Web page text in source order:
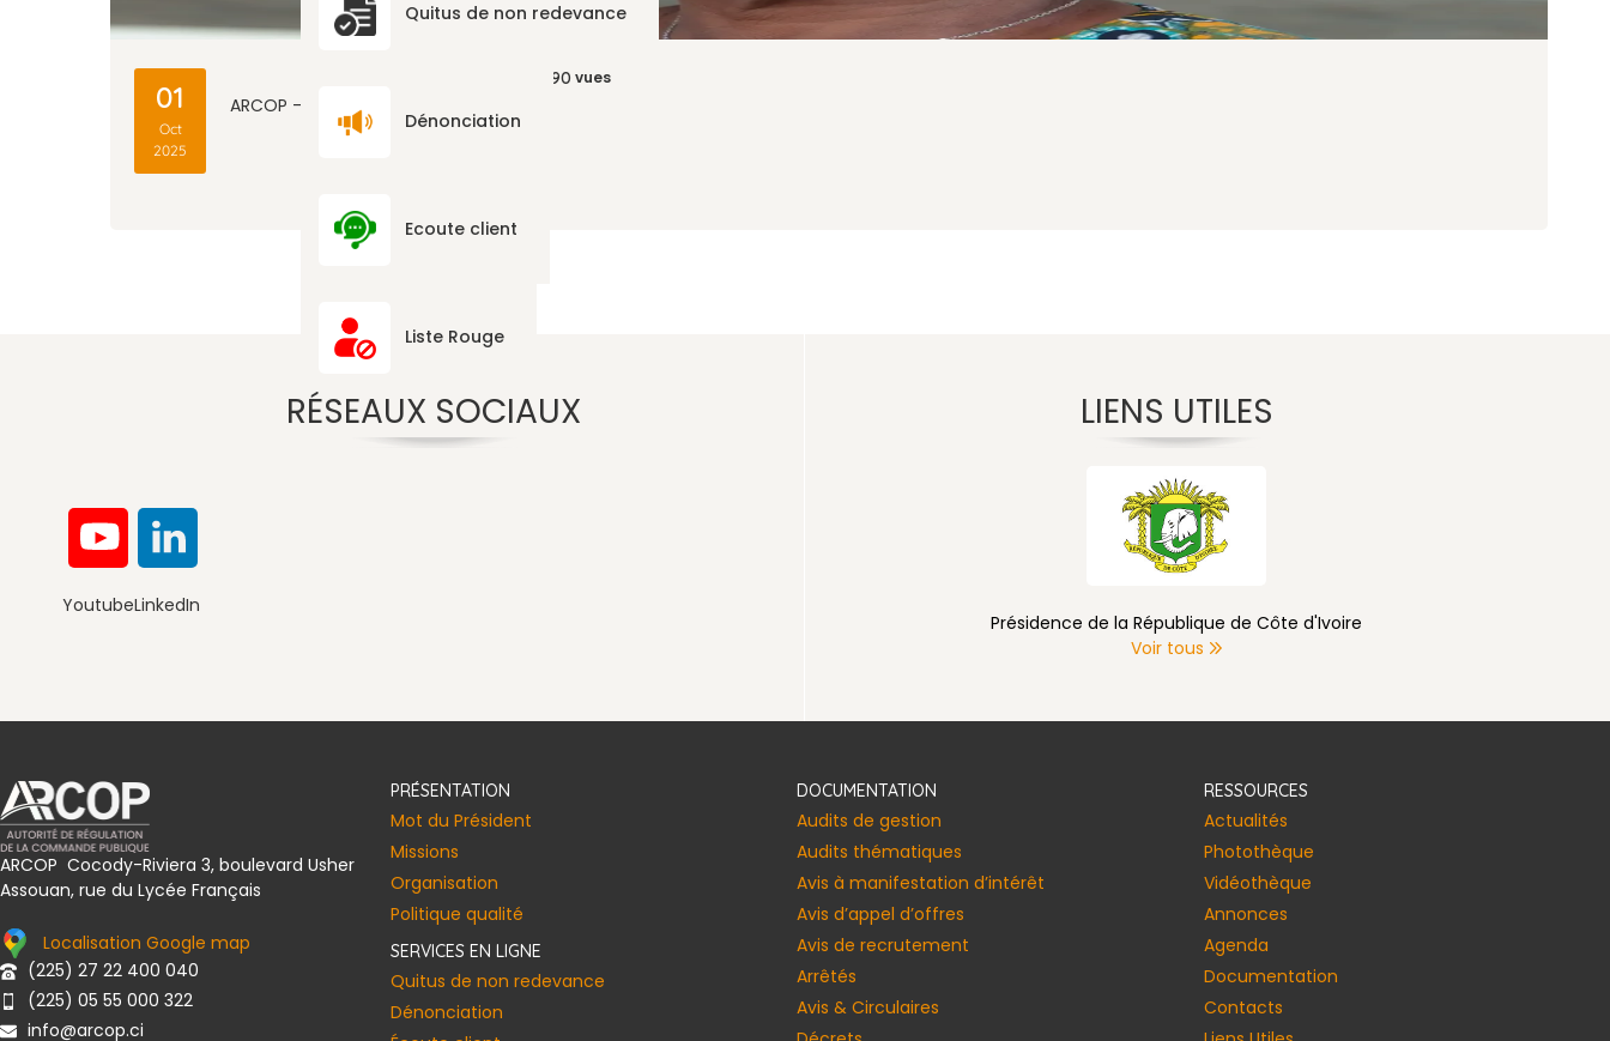
3 090 vues
ARCOP – LE CONSEIL
01
Oct
2025
RÉSEAUX SOCIAUX
YoutubeLinkedIn
LIENS UTILES
Présidence de la République de Côte d'Ivoire
Voir tous
ARCOP Cocody-Riviera 3, boulevard Usher
Assouan, rue du Lycée Français
Localisation Google map
(225) 27 22 400 040
(225) 05 55 000 322
info@arcop.ci
PRÉSENTATION
Mot du Président
Missions
Organisation
Politique qualité
SERVICES EN LIGNE
Quitus de non redevance
Dénonciation
DOCUMENTATION
Audits de gestion
Audits thématiques
Avis à manifestation d’intérêt
Avis d’appel d’offres
Avis de recrutement
Arrêtés
Avis & Circulaires
RESSOURCES
Actualités
Photothèque
Vidéothèque
Annonces​
Agenda
Documentation
Contacts
Quitus de non redevance
Dénonciation
Ecoute client
Liste Rouge